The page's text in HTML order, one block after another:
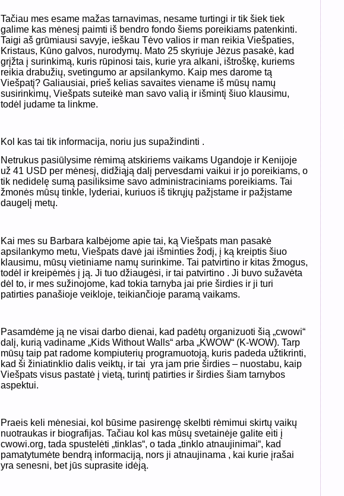
Tačiau mes esame mažas tarnavimas, nesame turtingi ir tik šiek tiek
galime kas mėnesį paimti iš bendro fondo šiems poreikiams patenkinti.
Taigi aš grūmiausi savyje, ieškau Tėvo valios ir man reikia Viešpaties,
Kristaus, Kūno galvos, nurodymų. Mato 25 skyriuje Jėzus pasakė, kad
grįžta į surinkimą, kuris rūpinosi tais, kurie yra alkani, ištroškę, kuriems
reikia drabužių, svetingumo ar apsilankymo. Kaip mes darome tą
Viešpatį? Galiausiai, prieš kelias savaites viename iš mūsų namų
susirinkimų, Viešpats suteikė man savo valią ir išmintį šiuo klausimu,
todėl judame ta linkme.
Kol kas tai tik informacija, noriu jus supažindinti .
Netrukus pasiūlysime rėmimą atskiriems vaikams Ugandoje ir Kenijoje
už 41 USD per mėnesį, didžiąją dalį pervesdami vaikui ir jo poreikiams, o
tik nedidelę sumą pasiliksime savo administraciniams poreikiams. Tai
žmonės mūsų tinkle, lyderiai, kuriuos iš tikrųjų pažįstame ir pažįstame
daugelį metų.
Kai mes su Barbara kalbėjome apie tai, ką Viešpats man pasakė
apsilankymo metu, Viešpats davė jai išminties žodį, į ką kreiptis šiuo
klausimu, mūsų vietiniame namų surinkime. Tai patvirtino ir kitas žmogus,
todėl ir kreipėmės į ją. Ji tuo džiaugėsi, ir tai patvirtino . Ji buvo sužavėta
dėl to, ir mes sužinojome, kad tokia tarnyba jai prie širdies ir ji turi
patirties panašioje veikloje, teikiančioje paramą vaikams.
Pasamdėme ją ne visai darbo dienai, kad padėtų organizuoti šią „cwowi“
dalį, kurią vadiname „Kids Without Walls“ arba „KWOW“ (K-WOW). Tarp
mūsų taip pat radome kompiuterių programuotoją, kuris padeda užtikrinti,
kad ši žiniatinklio dalis veiktų, ir tai yra jam prie širdies – nuostabu, kaip
Viešpats visus pastatė į vietą, turintį patirties ir širdies šiam tarnybos
aspektui.
Praeis keli mėnesiai, kol būsime pasirengę skelbti rėmimui skirtų vaikų
nuotraukas ir biografijas. Tačiau kol kas mūsų svetainėje galite eiti į
cwowi.org, tada spustelėti „tinklas“, o tada „tinklo atnaujinimai“, kad
pamatytumėte bendrą informaciją, nors ji atnaujinama , kai kurie įrašai
yra senesni, bet jūs suprasite idėją.